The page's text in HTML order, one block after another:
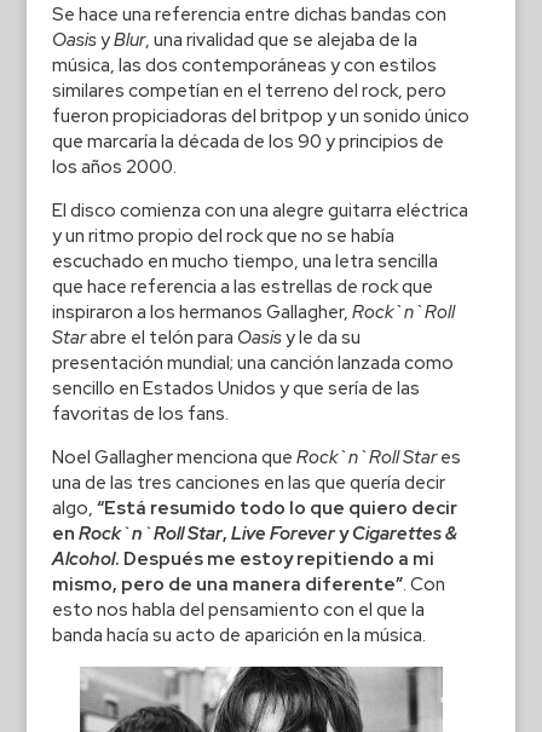
Se hace una referencia entre dichas bandas con
OasisyBlur, una rivalidad que se alejaba de la
música, las dos contemporáneas y con estilos
similares competían en el terreno del rock, pero
fueron propiciadoras del britpop y un sonido único
que marcaría la década de los 90 y principios de
los años 2000.
El disco comienza con una alegre guitarra eléctrica
y un ritmo propio del rock que no se había
escuchado en mucho tiempo, una letra sencilla
que hace referencia a las estrellas de rock que
inspiraron a los hermanos Gallagher, Rock`n`Roll
Starabre el telón para Oasisy le da su
presentación mundial; una canción lanzada como
sencillo en Estados Unidos y que sería de las
favoritas de los fans.
Noel Gallagher menciona que Rock`n`Roll Stares
una de las tres canciones en las que quería decir
algo, “Está resumido todo lo que quiero decir
en Rock`n`Roll Star, Live ForeveryCigarettes &
Alcohol. Después me estoy repitiendo a mi
mismo, pero de una manera diferente”. Con
esto nos habla del pensamiento con el que la
banda hacía su acto de aparición en la música.